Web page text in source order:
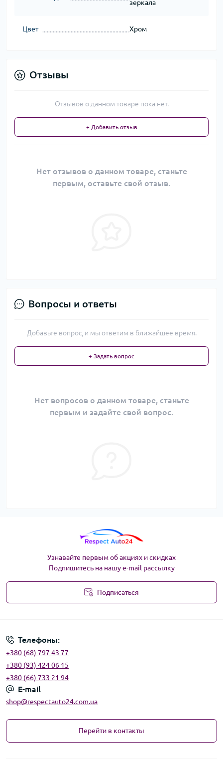
зеркала
Цвет Хром
Отзывы
Отзывов о данном товаре пока нет.
+ Добавить отзыв
Нет отзывов о данном товаре, станьте
первым, оставьте свой отзыв.
Вопросы и ответы
Добавьте вопрос, и мы ответим в ближайшее время.
+ Задать вопрос
Нет вопросов о данном товаре, станьте
первым и задайте свой вопрос.
Узнавайте первым об акциях и скидках
Подпишитесь на нашу e-mail рассылку
Подписаться
Телефоны:
+380 (68) 797 43 77
+380 (93) 424 06 15
+380 (66) 733 21 94
E-mail
shop@respectauto24.com.ua
Перейти в контакты